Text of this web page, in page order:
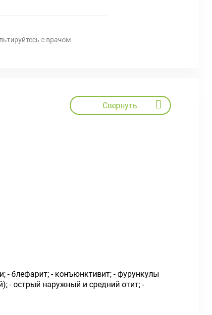
с врачом
Свернуть
- блефарит; - конъюнктивит; - фурункулы
- острый наружный и средний отит; -